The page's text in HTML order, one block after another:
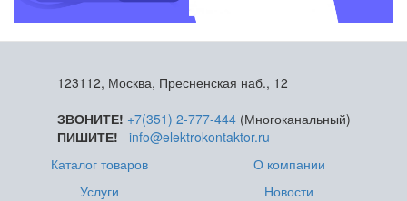
123112, Москва, Пресненская наб., 12
ЗВОНИТЕ! +7(351) 2-777-444(Многоканальный)
ПИШИТЕ!
info@elektrokontaktor.ru
Каталог товаров
Услуги
О компании
Новости